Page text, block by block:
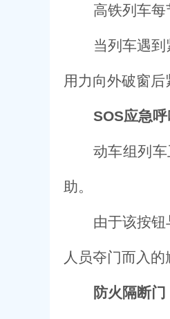
高铁列车
当列车遇
用力向外破窗后
SOS应急
动车组列
助。
由于该按
人员夺门而入的
防火隔断门